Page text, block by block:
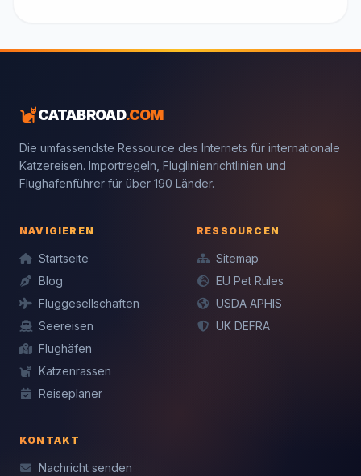
CATABROAD.COM
Die umfassendste Ressource des Internets für internationale
Katzereisen. Importregeln, Fluglinienrichtlinien und
Flughafenführer für über 190 Länder.
NAVIGIEREN
Startseite
Blog
Fluggesellschaften
Seereisen
Flughäfen
Katzenrassen
Reiseplaner
RESSOURCEN
Sitemap
EU Pet Rules
USDA APHIS
UK DEFRA
KONTAKT
Nachricht senden